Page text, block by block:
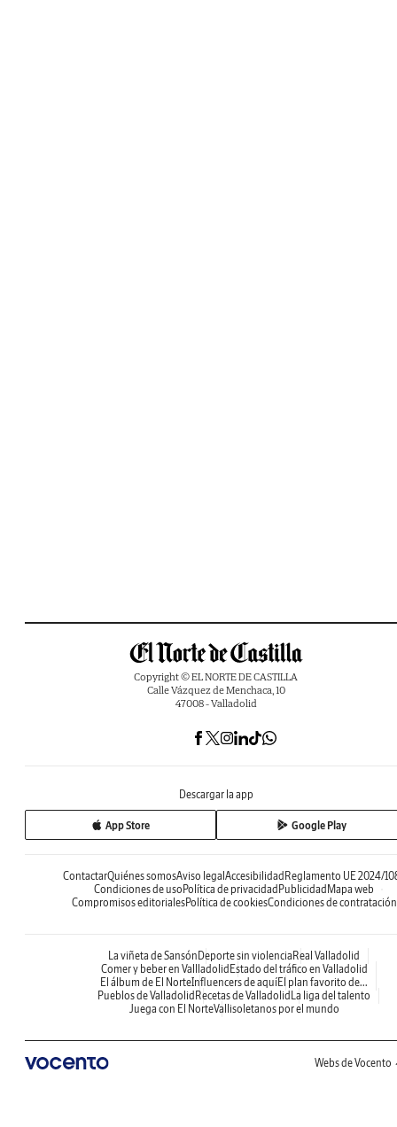
Copyright © EL NORTE DE CASTILLA
Calle Vázquez de Menchaca, 10
47008 - Valladolid
Descargar la app
App Store Google Play
ContactarQuiénes somosAviso legal Accesibilidad Reglamento UE 2024/
Condiciones de uso Política de privacidad Publicidad Mapa web
Compromisos editorialesPolítica de cookiesCondiciones de contratación
La viñeta de Sansón Deporte sin violencia Real Valladolid
Comer y beber en Vallladolid Estado del tráfico en Valladolid
El álbum de El NorteInfluencers de aquíEl plan favorito de...
Pueblos de Valladolid Recetas de Valladolid La liga del talento
Juega con El NorteVallisoletanos por el mundo
Webs de Vocento